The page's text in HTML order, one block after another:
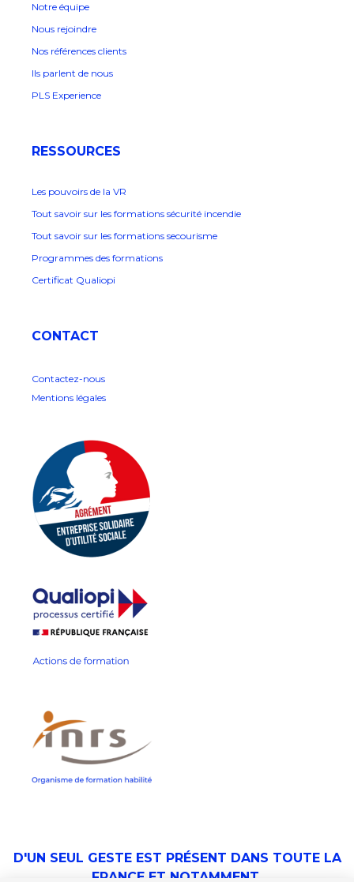
Notre équipe
Nous rejoindre
Nos références clients
Ils parlent de nous
PLS Experience
RESSOURCES
Les pouvoirs de la VR
Tout savoir sur les formations sécurité incendie
Tout savoir sur les formations secourisme
Programmes des formations
Certificat Qualiopi
CONTACT
Contactez-nous
Mentions légales
D'UN SEUL GESTE EST PRÉSENT DANS TOUTE LA
FRANCE ET NOTAMMENT